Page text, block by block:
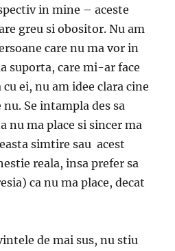
in mine – aceste
greu si obositor. Nu am
care nu ma vor in
suporta, care mi-ar face
ei, nu am idee clara cine
Se intampla des sa
nu ma place si sincer ma
simtire sau acest
reala, insa prefer sa
ca nu ma place, decat
de mai sus, nu stiu